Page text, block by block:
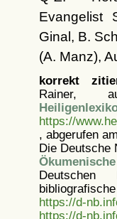
Evangelist
Ginal, B.
(A. Manz),
korrekt
Rainer,
https://
, abgerufen
Die Deutsche
Deutschen
https://d-
https://d-